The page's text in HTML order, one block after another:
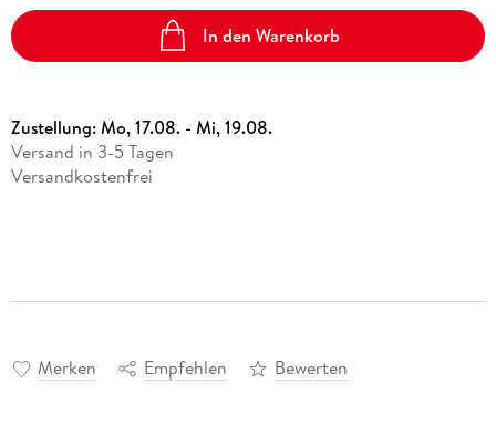
In den Warenkorb
Zustellung:Mo, 17.08. - Mi, 19.08.
Versand in 3-5 Tagen
Versandkostenfrei
Merken Empfehlen Bewerten